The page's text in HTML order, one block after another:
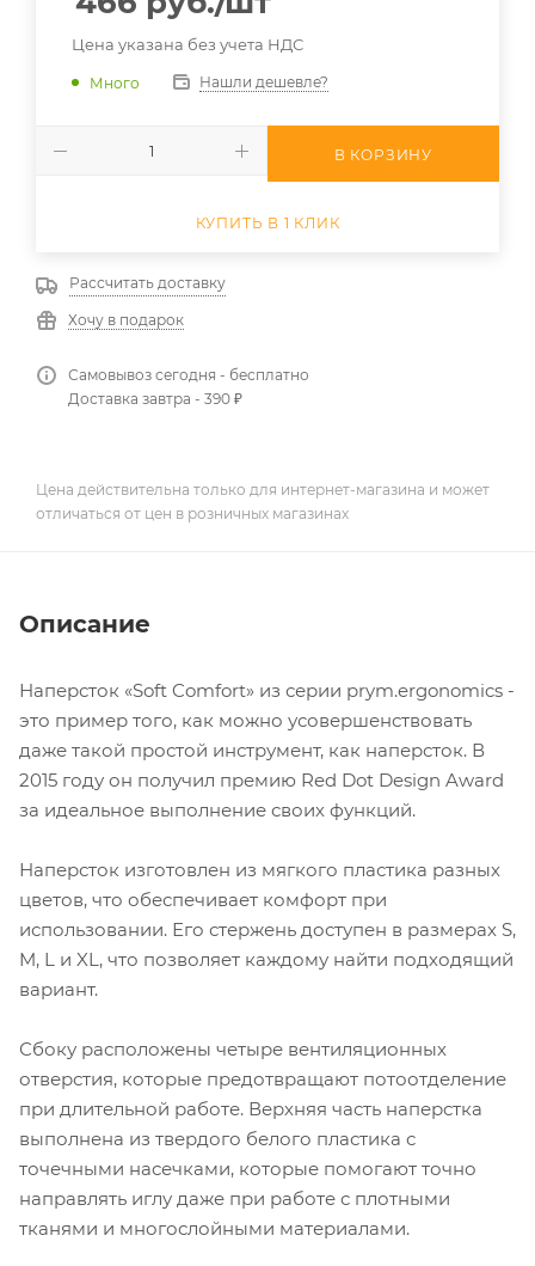
Цена указана без учета НДС
Много Нашли дешевле?
В КОРЗИНУ
КУПИТЬ В 1 КЛИК
Рассчитать доставку
Хочу в подарок
Самовывоз сегодня - бесплатно
Доставка завтра - 390 ₽
Цена действительна только для интернет-магазина и может
отличаться от цен в розничных магазинах
Описание
Наперсток «Soft Comfort» из серии prym.ergonomics -
это пример того, как можно усовершенствовать
даже такой простой инструмент, как наперсток. В
2015 году он получил премию Red Dot Design Award
за идеальное выполнение своих функций.
Наперсток изготовлен из мягкого пластика разных
цветов, что обеспечивает комфорт при
использовании. Его стержень доступен в размерах S,
M, L и XL, что позволяет каждому найти подходящий
вариант.
Сбоку расположены четыре вентиляционных
отверстия, которые предотвращают потоотделение
при длительной работе. Верхняя часть наперстка
выполнена из твердого белого пластика с
точечными насечками, которые помогают точно
направлять иглу даже при работе с плотными
тканями и многослойными материалами.